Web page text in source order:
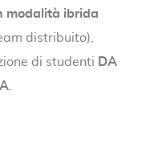
modalità ibrida
distribuito),
di studenti DA
.